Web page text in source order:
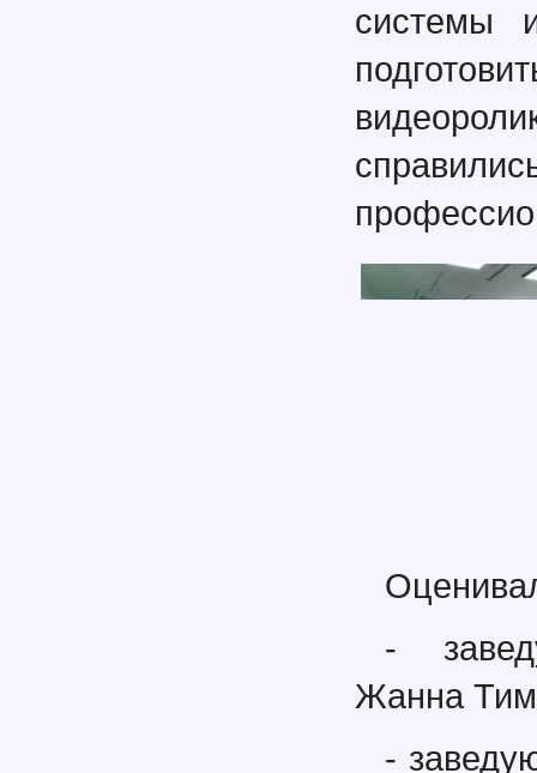
системы
-
Жанна
-